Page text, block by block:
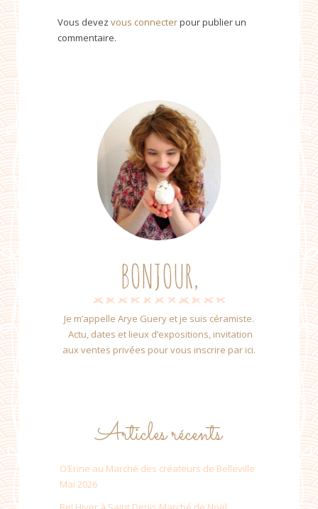
Vous devez vous connecterpour publier un
commentaire.
BONJOUR,
Je m’appelle Arye Guery et je suis céramiste.
Actu, dates et lieux d’expositions, invitation
aux ventes privées pour vous inscrire par ici.
Articles récents
O’Erine au Marché des créateurs de Belleville
Mai 2026